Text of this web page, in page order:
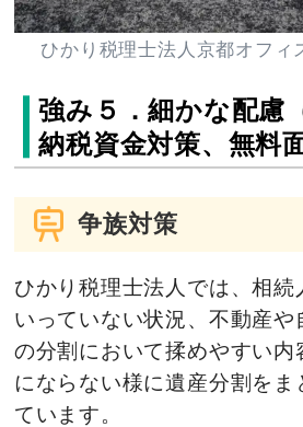
ひかり税理士法人京都オフィ
強み５．細かな配慮
納税資金対策、無料
争族対策
ひかり税理士法人では、相続
いっていない状況、不動産や
の分割において揉めやすい内
にならない様に遺産分割をま
ています。